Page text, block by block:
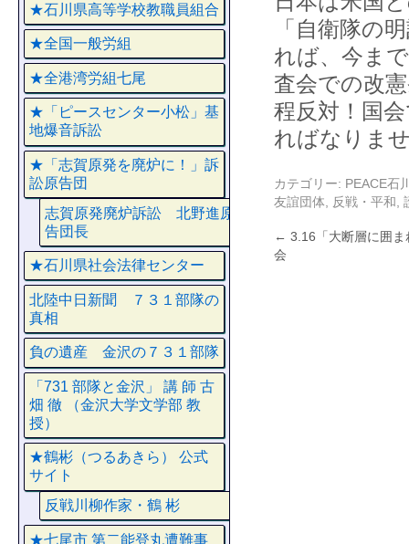
「自衛隊の
れば、今ま
査会での改
程反対！国
ればなりま
カテゴリー: PEACE石
友誼団体
反戦・平和
← 3.16「大断層に囲
会
★石川県高等学校教職員組合
★全国一般労組
★全港湾労組七尾
★「ピースセンター小松」基
地爆音訴訟
★「志賀原発を廃炉に！」訴
訟原告団
志賀原発廃炉訴訟 北野進原
告団長
★石川県社会法律センター
北陸中日新聞 ７３１部隊の
真相
負の遺産 金沢の７３１部隊
「731 部隊と金沢」 講 師 古
畑 徹 （金沢大学文学部 教
授）
★鶴彬（つるあきら） 公式
サイト
反戦川柳作家・鶴 彬
★七尾市 第二能登丸遭難事